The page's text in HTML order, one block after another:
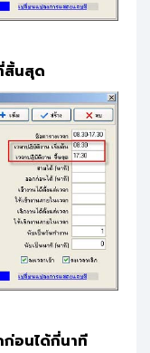
สิ้นสุด
ก่อนได้กี่นาที